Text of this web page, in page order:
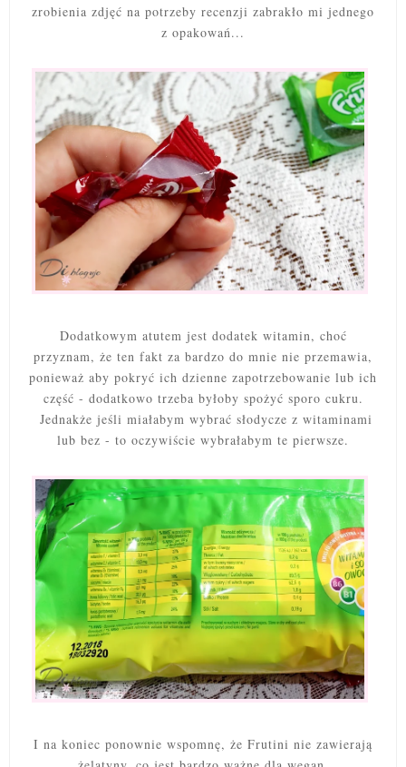
zrobienia zdjęć na potrzeby recenzji zabrakło mi jednego
z opakowań...
Dodatkowym atutem jest dodatek witamin, choć
przyznam, że ten fakt za bardzo do mnie nie przemawia,
ponieważ aby pokryć ich dzienne zapotrzebowanie lub ich
część - dodatkowo trzeba byłoby spożyć sporo cukru.
Jednakże jeśli miałabym wybrać słodycze z witaminami
lub bez - to oczywiście wybrałabym te pierwsze.
I na koniec ponownie wspomnę, że Frutini nie zawierają